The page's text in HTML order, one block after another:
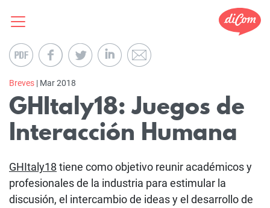
Breves | Mar 2018
GHItaly18: Juegos de
Interacción Humana
GHItaly18 tiene como objetivo reunir académicos y
profesionales de la industria para estimular la
discusión, el intercambio de ideas y el desarrollo de